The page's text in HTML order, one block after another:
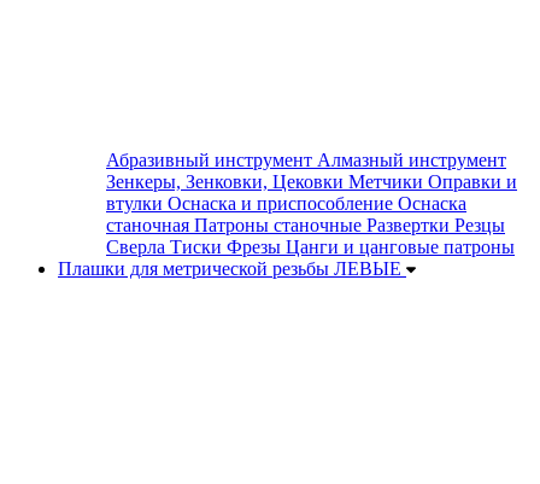
Абразивный инструмент Алмазный инструмент
Зенкеры, Зенковки, Цековки Метчики Оправки и
втулки Оснаска и приспособление Оснаска
станочная Патроны станочные Развертки Резцы
Сверла Тиски Фрезы Цанги и цанговые патроны
Плашки для метрической резьбы ЛЕВЫЕ